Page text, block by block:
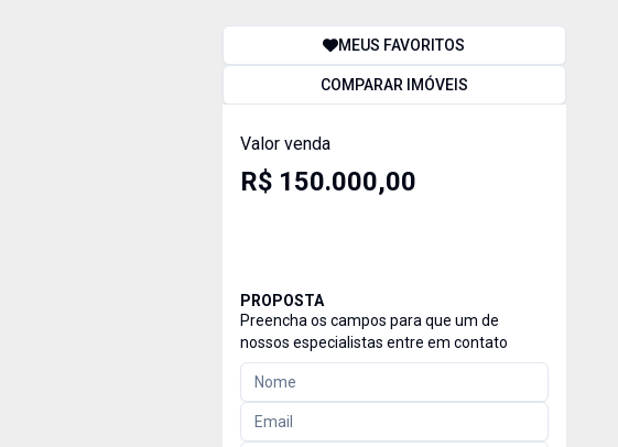
MEUS FAVORITOS
COMPARAR IMÓVEIS
Valor venda
R$ 150.000,00
PROPOSTA
Preencha os campos para que um de
nossos especialistas entre em contato